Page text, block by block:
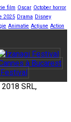
film Oscar October horror
2025 Drama Disney
Animatie Acțiune Action
SRL,